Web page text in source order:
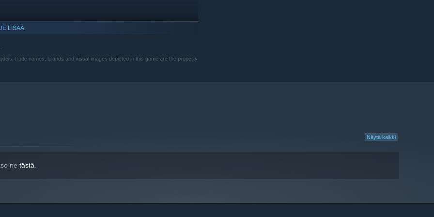
LISÄÄ
trade names, brands and visual images depicted in this game are the property
Näytä kaikki
ne tästä.